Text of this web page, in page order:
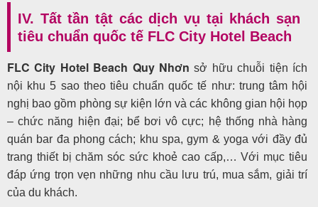
IV. Tất tần tật các dịch vụ tại khách sạn
tiêu chuẩn quốc tế FLC City Hotel Beach
FLC City Hotel Beach Quy Nhơnsở hữu chuỗi tiện ích
nội khu 5 sao theo tiêu chuẩn quốc tế như: trung tâm hội
nghị bao gồm phòng sự kiện lớn và các không gian hội họp
– chức năng hiện đại; bể bơi vô cực; hệ thống nhà hàng
quán bar đa phong cách; khu spa, gym & yoga với đầy đủ
trang thiết bị chăm sóc sức khoẻ cao cấp,… Với mục tiêu
đáp ứng trọn vẹn những nhu cầu lưu trú, mua sắm, giải trí
của du khách.